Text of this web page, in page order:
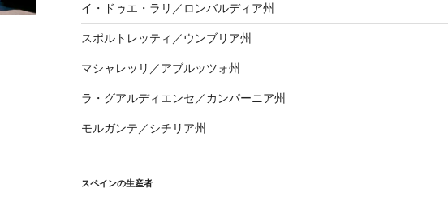
イ・ドゥエ・ラリ／ロンバルディア州
スポルトレッティ／ウンブリア州
マシャレッリ／アブルッツォ州
ラ・グアルディエンセ／カンパーニア州
モルガンテ／シチリア州
スペインの生産者